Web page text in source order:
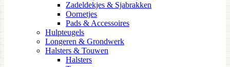
Zadeldekjes & Sjabrakken
Oornetjes
Pads & Accessoires
Hulpteugels
Longeren & Grondwerk
Halsters & Touwen
Halsters